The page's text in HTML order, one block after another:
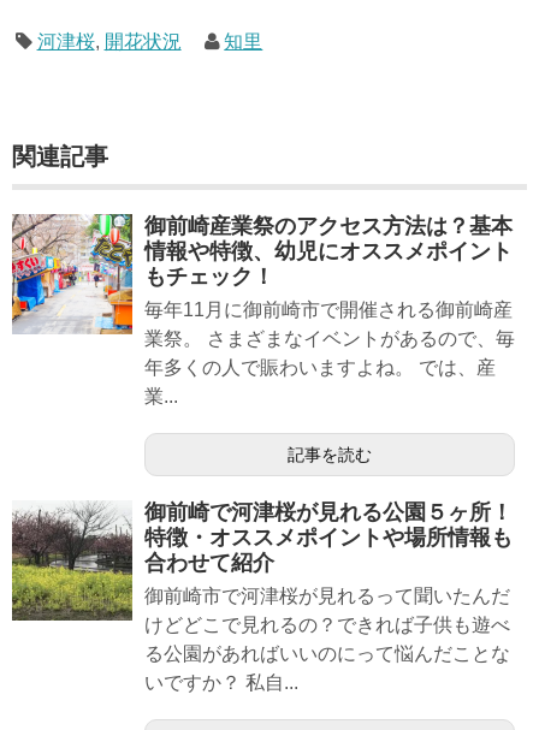
河津桜, 開花状況 知里
関連記事
御前崎産業祭のアクセス方法は？基本
情報や特徴、幼児にオススメポイント
もチェック！
毎年11月に御前崎市で開催される御前崎産
業祭。 さまざまなイベントがあるので、毎
年多くの人で賑わいますよね。 では、産
業...
記事を読む
御前崎で河津桜が見れる公園５ヶ所！
特徴・オススメポイントや場所情報も
合わせて紹介
御前崎市で河津桜が見れるって聞いたんだ
けどどこで見れるの？できれば子供も遊べ
る公園があればいいのにって悩んだことな
いですか？ 私自...